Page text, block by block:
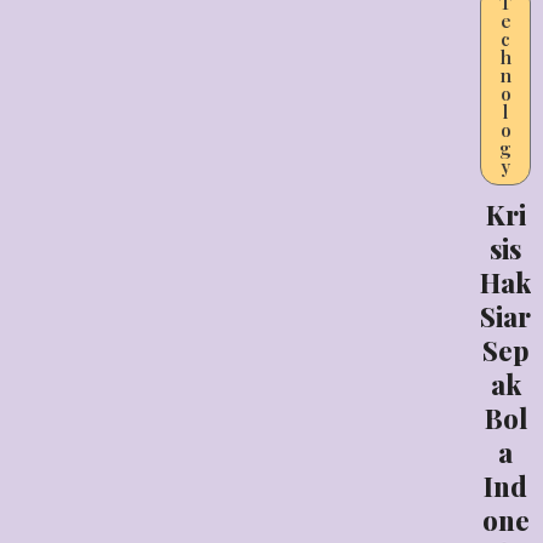
e
c
h
n
o
l
o
g
y
Kri
sis
Hak
Siar
Sep
ak
Bol
a
Ind
one